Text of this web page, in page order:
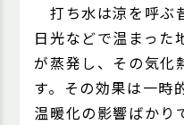
打ち水は涼を呼ぶ
日光などで温まった
が蒸発し、その気化
す。その効果は一時
温暖化の影響ばかり